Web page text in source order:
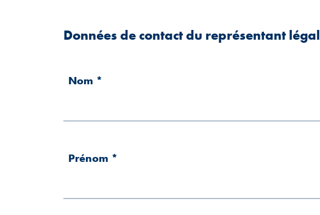
Données de contact du représentant légal
Nom *
Prénom *